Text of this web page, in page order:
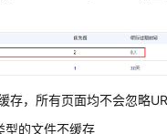
存，所有页面均不会忽略
型的文件不缓存